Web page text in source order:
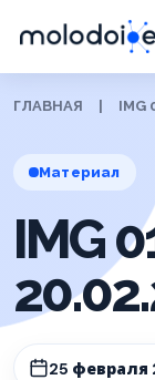
ГЛАВНАЯ IMG
Материал
IMG
25 февраля